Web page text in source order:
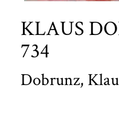
KLAUS
734
Dobrunz,